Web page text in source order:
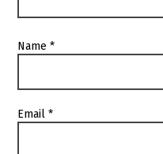
Name*
Email*